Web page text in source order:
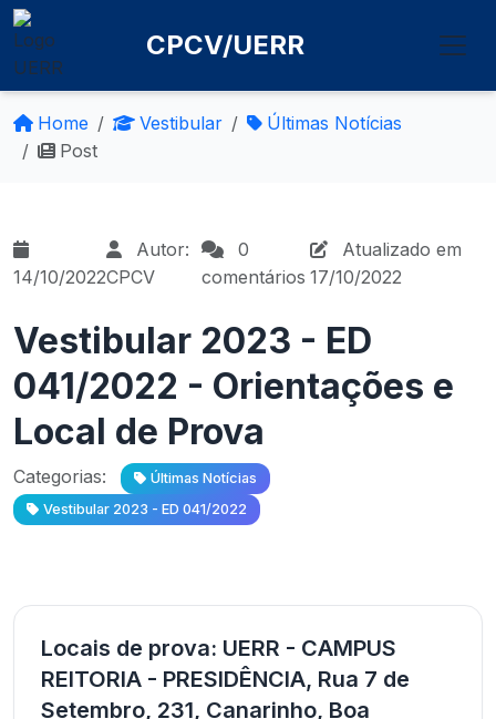
CPCV/UERR
Home Vestibular
Últimas Notícias
Post
14/10/2022
Autor:
CPCV
0
comentários
Atualizado em
17/10/2022
Vestibular 2023 - ED
041/2022 - Orientações e
Local de Prova
Categorias:
Últimas Notícias
Vestibular 2023 - ED 041/2022
Locais de prova: UERR - CAMPUS
REITORIA - PRESIDÊNCIA, Rua 7 de
Setembro, 231, Canarinho, Boa